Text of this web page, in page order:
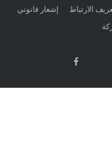
إشعار قانوني